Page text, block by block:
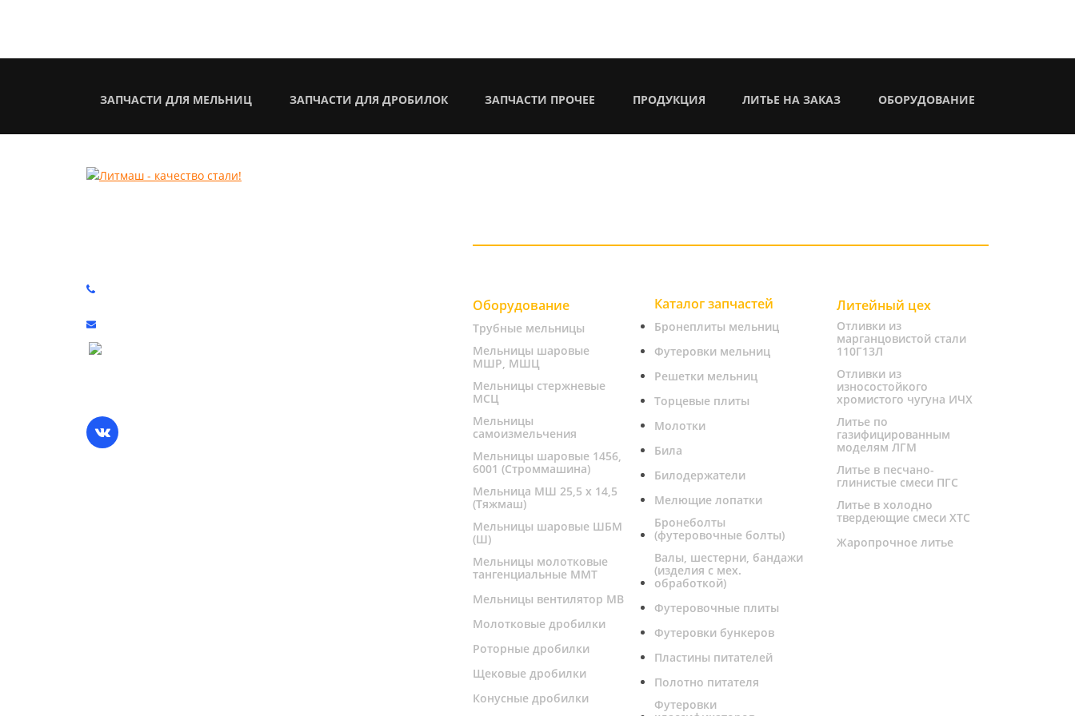
ЗАПЧАСТИ ДЛЯ МЕЛЬНИЦ ЗАПЧАСТИ ДЛЯ ДРОБИЛОК ЗАПЧАСТИ ПРОЧЕЕ ПРОДУКЦИЯ ЛИТЬЕ НА ЗАКАЗ ОБОРУДОВАНИЕ
Оборудование
Трубные мельницы
Мельницы шаровые
МШР, МШЦ
Мельницы стержневые
МСЦ
Мельницы
самоизмельчения
Мельницы шаровые 1456,
6001 (Строммашина)
Мельница МШ 25,5 х 14,5
(Тяжмаш)
Мельницы шаровые ШБМ
(Ш)
Мельницы молотковые
тангенциальные ММТ
Мельницы вентилятор МВ
Молотковые дробилки
Роторные дробилки
Щековые дробилки
Конусные дробилки
Каталог запчастей
Бронеплиты мельниц
Футеровки мельниц
Решетки мельниц
Торцевые плиты
Молотки
Била
Билодержатели
Мелющие лопатки
Бронеболты
(футеровочные болты)
Валы, шестерни, бандажи
(изделия с мех.
обработкой)
Футеровочные плиты
Футеровки бункеров
Пластины питателей
Полотно питателя
Футеровки
Литейный цех
Отливки из
марганцовистой стали
110Г13Л
Отливки из
износостойкого
хромистого чугуна ИЧХ
Литье по
газифицированным
моделям ЛГМ
Литье в песчано-
глинистые смеси ПГС
Литье в холодно
твердеющие смеси ХТС
Жаропрочное литье